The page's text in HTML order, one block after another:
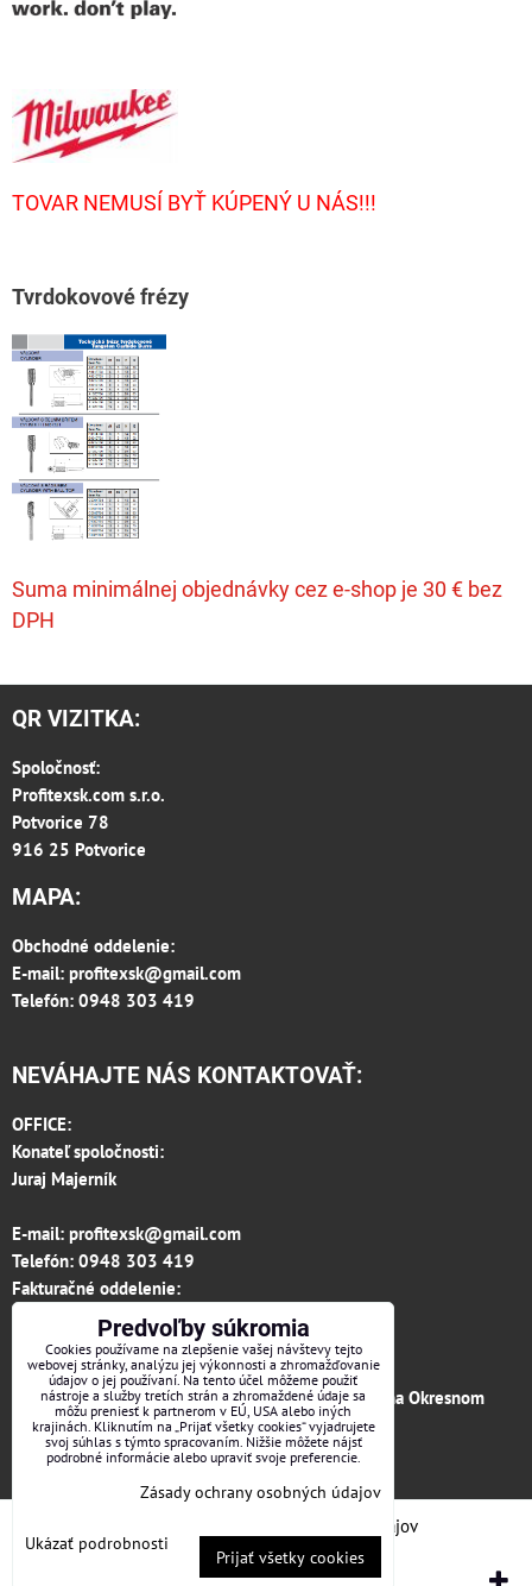
TOVAR NEMUSÍ BYŤ KÚPENÝ U NÁS!!!
Tvrdokovové frézy
Suma minimálnej objednávky cez e-shop je 30 € bez
DPH
QR VIZITKA:
Spoločnosť:
Profitexsk.com s.r.o.
Potvorice 78
916 25 Potvorice
MAPA:
Obchodné oddelenie:
E-mail: profitexsk@gmail.com
Telefón: 0948 303 419
NEVÁHAJTE NÁS KONTAKTOVAŤ:
OFFICE:
Konateľ spoločnosti:
Juraj Majerník
E-mail: profitexsk@gmail.com
Telefón: 0948 303 419
Fakturačné oddelenie:
invoice.profitexsk@gmail.com
IČO: 36313157
IČ DPH: SK 2020182615
Firma je zapísaná v obchodnom registri vedenom na Okresnom
súde v Trenčíne, vložka č.12066/R odd. s.r.o.
Zásady ochrany osobných údajov
Predvoľby súkromia
Cookies používame na zlepšenie vašej návštevy tejto
webovej stránky, analýzu jej výkonnosti a zhromažďovanie
údajov o jej používaní. Na tento účel môžeme použiť
nástroje a služby tretích strán a zhromaždené údaje sa
môžu preniesť k partnerom v EÚ, USA alebo iných
krajinách. Kliknutím na „Prijať všetky cookies“ vyjadrujete
svoj súhlas s týmto spracovaním. Nižšie môžete nájsť
podrobné informácie alebo upraviť svoje preferencie.
Zásady ochrany osobných údajov
Ukázať podrobnosti
Prijať všetky cookies